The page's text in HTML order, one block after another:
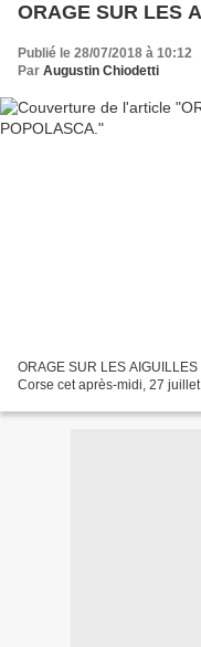
ORAGE SUR LES
Publié le 28/07/2018 à 10:12
Par Augustin Chiodetti
ORAGE SUR LES
Corse cet après-midi, 27